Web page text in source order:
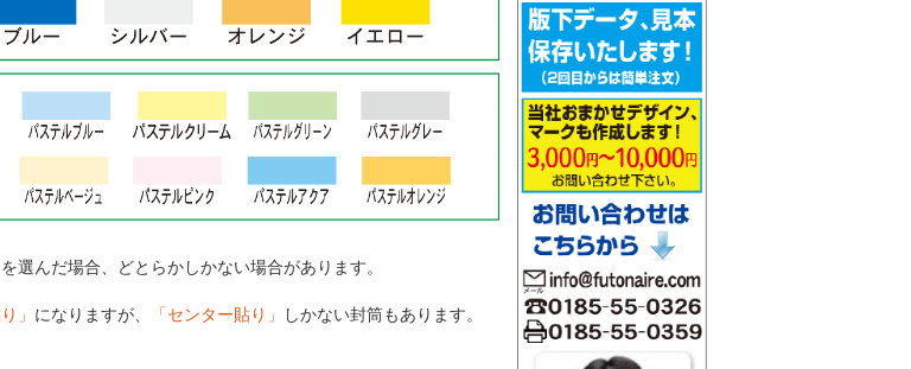
を選んだ場合、どとらかしかない場合があります。
」 になりますが、 「センター貼り」
しかない封筒もあります。